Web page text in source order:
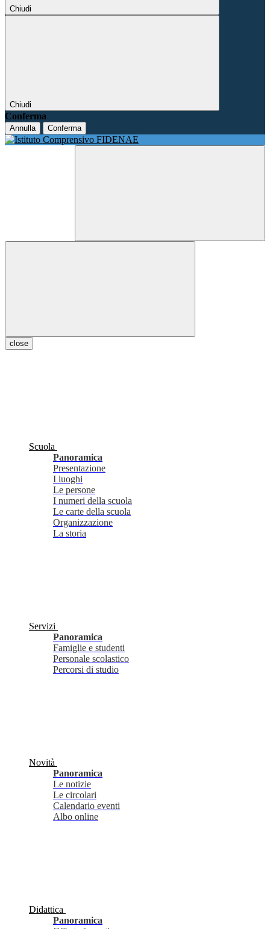
Chiudi
Chiudi
Conferma
Annulla Conferma
close
Scuola
Panoramica
Presentazione
I luoghi
Le persone
I numeri della scuola
Le carte della scuola
Organizzazione
La storia
Servizi
Panoramica
Famiglie e studenti
Personale scolastico
Percorsi di studio
Novità
Panoramica
Le notizie
Le circolari
Calendario eventi
Albo online
Didattica
Panoramica